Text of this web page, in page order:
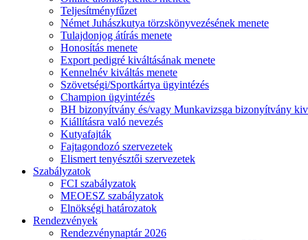
Teljesítményfűzet
Német Juhászkutya törzskönyvezésének menete
Tulajdonjog átírás menete
Honosítás menete
Export pedigré kiváltásának menete
Kennelnév kiváltás menete
Szövetségi/Sportkártya ügyintézés
Champion ügyintézés
BH bizonyítvány és/vagy Munkavizsga bizonyítvány
Kiállításra való nevezés
Kutyafajták
Fajtagondozó szervezetek
Elismert tenyésztői szervezetek
Szabályzatok
FCI szabályzatok
MEOESZ szabályzatok
Elnökségi határozatok
Rendezvények
Rendezvénynaptár 2026